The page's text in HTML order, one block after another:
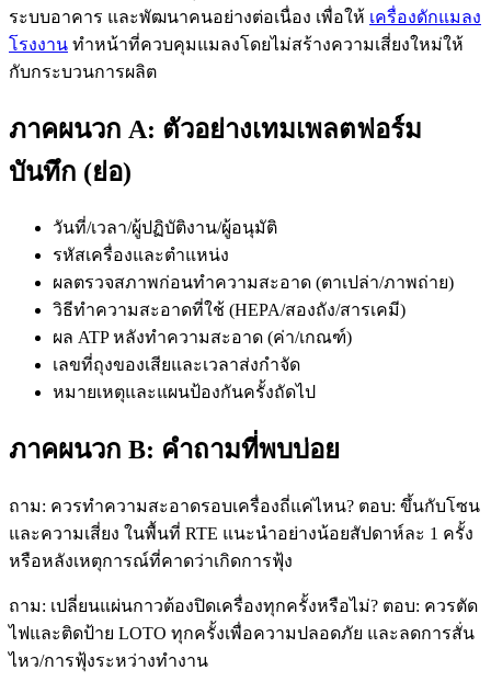
ระบบอาคาร และพัฒนาคนอย่างต่อเนื่อง เพื่อให้ เครื่องดักแมลง
โรงงาน ทำหน้าที่ควบคุมแมลงโดยไม่สร้างความเสี่ยงใหม่ให้
กับกระบวนการผลิต
ภาคผนวก A: ตัวอย่างเทมเพลตฟอร์ม
บันทึก (ย่อ)
วันที่/เวลา/ผู้ปฏิบัติงาน/ผู้อนุมัติ
รหัสเครื่องและตำแหน่ง
ผลตรวจสภาพก่อนทำความสะอาด (ตาเปล่า/ภาพถ่าย)
วิธีทำความสะอาดที่ใช้ (HEPA/สองถัง/สารเคมี)
ผล ATP หลังทำความสะอาด (ค่า/เกณฑ์)
เลขที่ถุงของเสียและเวลาส่งกำจัด
หมายเหตุและแผนป้องกันครั้งถัดไป
ภาคผนวก B: คำถามที่พบบ่อย
ถาม: ควรทำความสะอาดรอบเครื่องถี่แค่ไหน? ตอบ: ขึ้นกับโซน
และความเสี่ยง ในพื้นที่ RTE แนะนำอย่างน้อยสัปดาห์ละ 1 ครั้ง
หรือหลังเหตุการณ์ที่คาดว่าเกิดการฟุ้ง
ถาม: เปลี่ยนแผ่นกาวต้องปิดเครื่องทุกครั้งหรือไม่? ตอบ: ควรตัด
ไฟและติดป้าย LOTO ทุกครั้งเพื่อความปลอดภัย และลดการสั่น
ไหว/การฟุ้งระหว่างทำงาน